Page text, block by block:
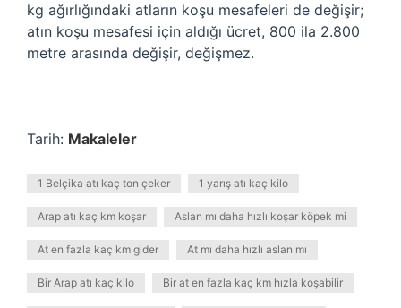
kg ağırlığındaki atların koşu mesafeleri de değişir;
atın koşu mesafesi için aldığı ücret, 800 ila 2.800
metre arasında değişir, değişmez.
Tarih: Makaleler
1 Belçika atı kaç ton çeker 1 yarış atı kaç kilo
Arap atı kaç km koşar Aslan mı daha hızlı koşar köpek mi
At en fazla kaç km gider At mı daha hızlı aslan mı
Bir Arap atı kaç kilo Bir at en fazla kaç km hızla koşabilir